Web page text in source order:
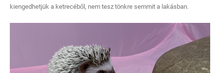
kiengedhetjük a ketrecéből, nem tesz tönkre semmit a lakásban.